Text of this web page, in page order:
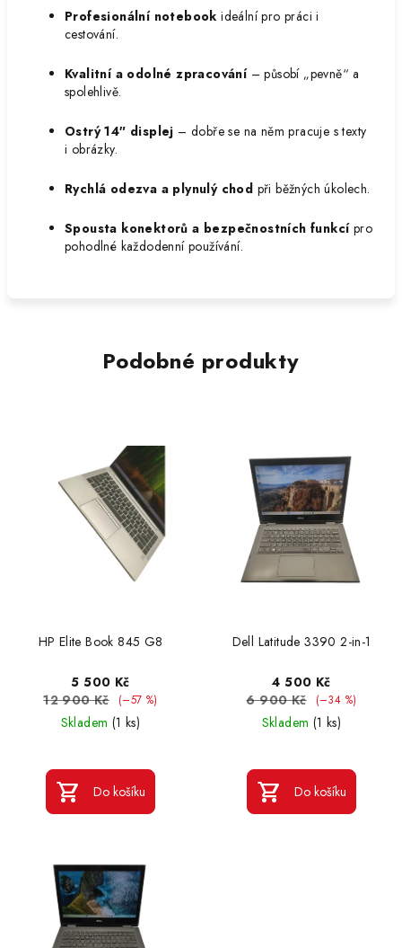
Profesionální notebook ideální pro práci i
cestování.
Kvalitní a odolné zpracování– působí „pevně“ a
spolehlivě.
Ostrý 14″ displej – dobře se na něm pracuje s texty
i obrázky.
Rychlá odezva a plynulý chod při běžných úkolech.
Spousta konektorů a bezpečnostních funkcípro
pohodlné každodenní používání.
Podobné produkty
HP Elite Book 845 G8
5 500 Kč
12 900 Kč
(–57 %)
Skladem (1 ks)
Do košíku
Dell Latitude 3390 2-in-1
4 500 Kč
6 900 Kč
(–34 %)
Skladem (1 ks)
Do košíku